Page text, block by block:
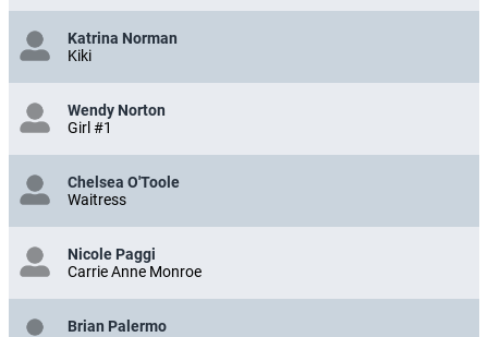
Katrina Norman
Kiki
Wendy Norton
Girl #1
Chelsea O'Toole
Waitress
Nicole Paggi
Carrie Anne Monroe
Brian Palermo